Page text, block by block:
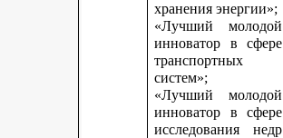
хранения энергии»;
«Лучший молодой
инноватор в сфере
транспортных
систем»;
«Лучший молодой
инноватор в сфере
исследования недр